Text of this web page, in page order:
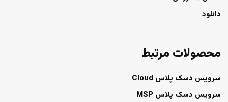
دانلود
محصولات مرتبط
سرویس دسک پلاس Cloud
سرویس دسک پلاس MSP